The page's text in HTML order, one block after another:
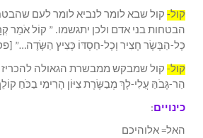
קול- קול שבא לומר לנביא לומר לעם
הבטחות בני אדם ולכן יתגשמו. ” קוֹל אֹמֵר
כָּל-הַבָּשָׂר חָצִיר וְכָל-חַסְדּוֹ כְּצִיץ הַשָּׂדֶה…”
קול- קול שמבקש ממבשרת הגאולה להכריז
הַר-גָּבֹהַּ עֲלִי-לָךְ מְבַשֶּׂרֶת צִיּוֹן הָרִימִי בַכֹּחַ
כינויים :
האל= אלוהיכם